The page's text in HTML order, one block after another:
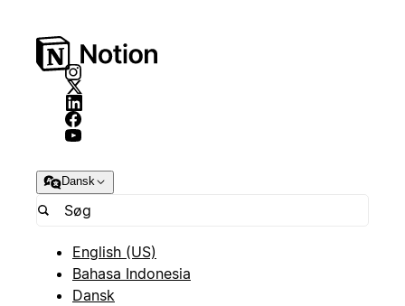
Dansk
English (US)
Bahasa Indonesia
Dansk